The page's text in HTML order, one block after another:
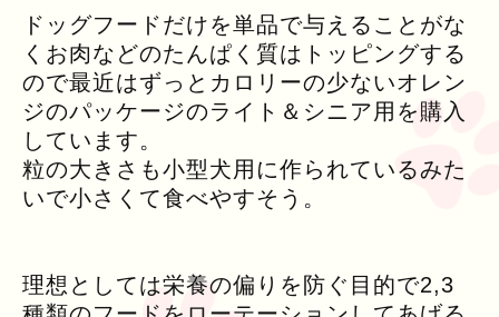
ドッグフードだけを単品で与えることがな
くお肉などのたんぱく質はトッピングする
ので最近はずっとカロリーの少ないオレン
ジのパッケージのライト＆シニア用を購入
しています。
粒の大きさも小型犬用に作られているみた
いで小さくて食べやすそう。
理想としては栄養の偏りを防ぐ目的で2,3